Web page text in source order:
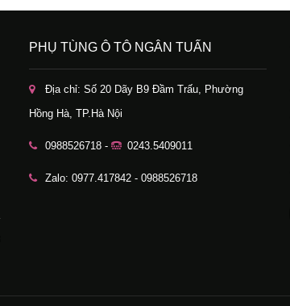
PHỤ TÙNG Ô TÔ NGÂN TUẤN
Địa chỉ: Số 20 Dãy B9 Đầm Trấu, Phường
Hồng Hà, TP.Hà Nội
0988526718 - 0243.5409011
Zalo: 0977.417842 - 0988526718